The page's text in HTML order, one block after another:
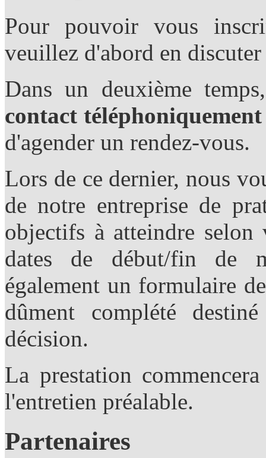
Pour pouvoir vous
veuillez d'abord en
Dans un deuxième
contact téléphoniquement
d'agender un rendez-vous.
Lors de ce dernier, nous
de notre entreprise de
objectifs à atteindre selon
dates de début/fin de
également un formulaire
dûment complété
décision.
La prestation
l'entretien préalable.
Partenaires